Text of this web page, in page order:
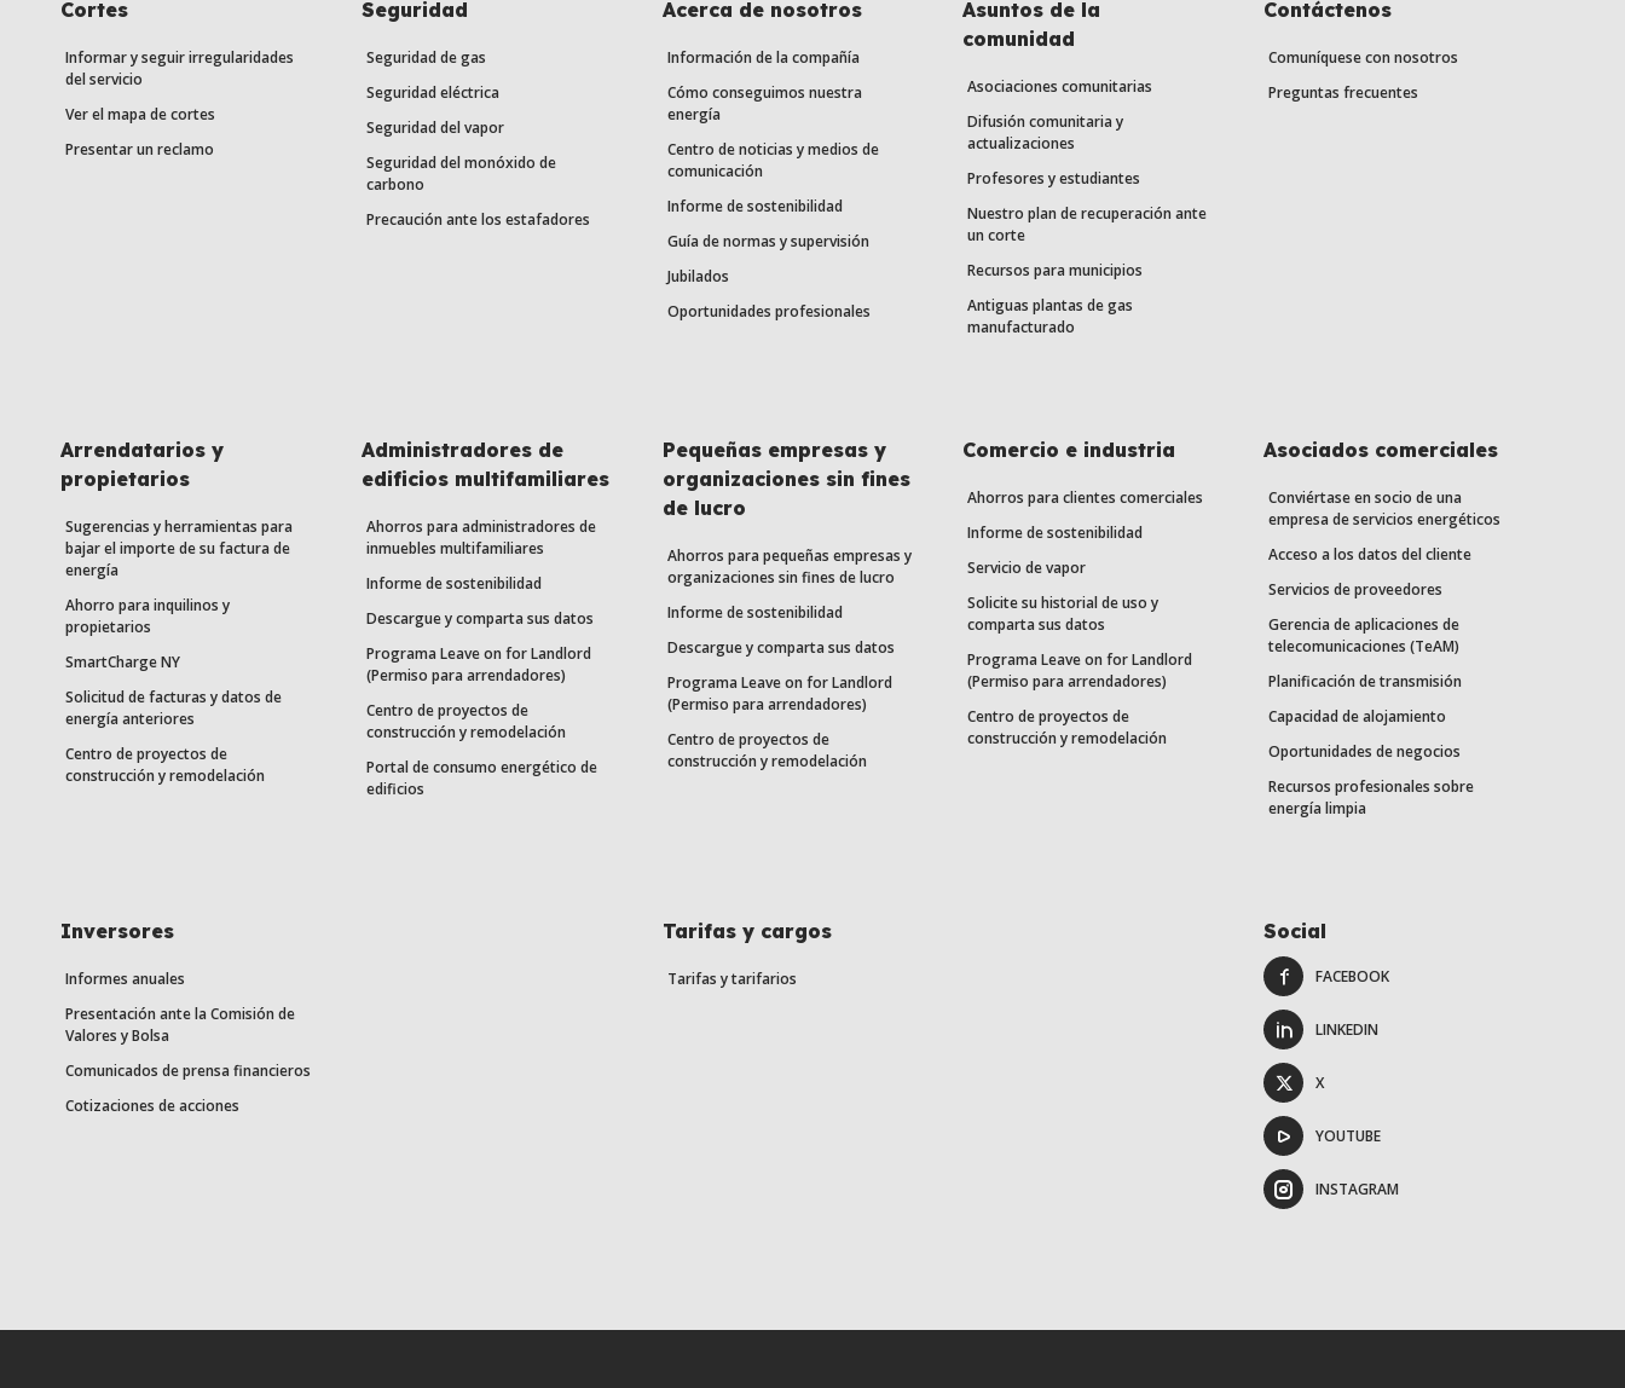
Cortes
Informar y seguir irregularidades
del servicio
Ver el mapa de cortes
Presentar un reclamo
Seguridad
Seguridad de gas
Seguridad eléctrica
Seguridad del vapor
Seguridad del monóxido de
carbono
Precaución ante los estafadores
Acerca de nosotros
Información de la compañía
Cómo conseguimos nuestra
energía
Centro de noticias y medios de
comunicación
Informe de sostenibilidad
Guía de normas y supervisión
Jubilados
Oportunidades profesionales
Asuntos de la
comunidad
Asociaciones comunitarias
Difusión comunitaria y
actualizaciones
Profesores y estudiantes
Nuestro plan de recuperación ante
un corte
Recursos para municipios
Antiguas plantas de gas
manufacturado
Contáctenos
Comuníquese con nosotros
Preguntas frecuentes
Arrendatarios y
propietarios
Sugerencias y herramientas para
bajar el importe de su factura de
energía
Ahorro para inquilinos y
propietarios
SmartCharge NY
Solicitud de facturas y datos de
energía anteriores
Centro de proyectos de
construcción y remodelación
Administradores de
edificios multifamiliares
Ahorros para administradores de
inmuebles multifamiliares
Informe de sostenibilidad
Descargue y comparta sus datos
Programa Leave on for Landlord
(Permiso para arrendadores)
Centro de proyectos de
construcción y remodelación
Portal de consumo energético de
edificios
Pequeñas empresas y
organizaciones sin fines
de lucro
Ahorros para pequeñas empresas y
organizaciones sin fines de lucro
Informe de sostenibilidad
Descargue y comparta sus datos
Programa Leave on for Landlord
(Permiso para arrendadores)
Centro de proyectos de
construcción y remodelación
Comercio e industria
Ahorros para clientes comerciales
Informe de sostenibilidad
Servicio de vapor
Solicite su historial de uso y
comparta sus datos
Programa Leave on for Landlord
(Permiso para arrendadores)
Centro de proyectos de
construcción y remodelación
Asociados comerciales
Conviértase en socio de una
empresa de servicios energéticos
Acceso a los datos del cliente
Servicios de proveedores
Gerencia de aplicaciones de
telecomunicaciones (TeAM)
Planificación de transmisión
Capacidad de alojamiento
Oportunidades de negocios
Recursos profesionales sobre
energía limpia
Inversores
Informes anuales
Presentación ante la Comisión de
Valores y Bolsa
Comunicados de prensa financieros
Cotizaciones de acciones
Tarifas y cargos
Tarifas y tarifarios
Social
FACEBOOK
LINKEDIN
X
YOUTUBE
INSTAGRAM